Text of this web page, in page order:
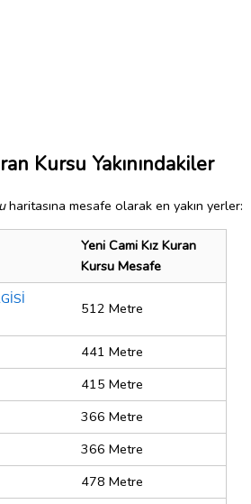
Kursu Yakınındakiler
haritasına mesafe olarak en yakın yerler:
Yeni Cami Kız Kuran
Kursu Mesafe
512 Metre
441 Metre
415 Metre
366 Metre
366 Metre
478 Metre